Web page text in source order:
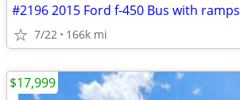
7/22 166k mi
$17,999